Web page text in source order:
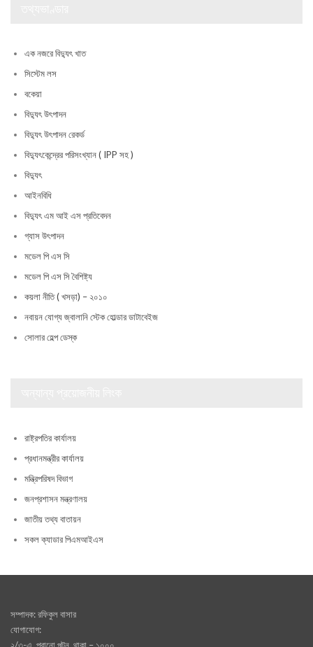
এক নজরে বিদ্যুৎ খাত
সিস্টেম লস
বকেয়া
বিদ্যুৎ উৎপাদন
বিদ্যুৎ উৎপাদন রেকর্ড
বিদ্যুৎকেন্দ্রের পরিসংখ্যান ( IPP সহ )
বিদ্যুৎ
আইনবিধি
বিদ্যুৎ এম আই এস প্রতিবেদন
গ্যাস উৎপাদন
মডেল পি এস সি
মডেল পি এস সি বৈশিষ্ট্য
কয়লা নীতি ( খসড়া) – ২০১০
নবায়ন যোগ্য জ্বালানি স্টেক হোল্ডার ডাটাবেইজ
সোলার হেল্প ডেস্ক
রাষ্ট্রপতির কার্যালয়
প্রধানমন্ত্রীর কার্যালয়
মন্ত্রিপরিষদ বিভাগ
জনপ্রশাসন মন্ত্রণালয়
জাতীয় তথ্য বাতায়ন
সকল ক্যাডার পিএমআইএস
সম্পাদক: রফিকুল বাসার
যোগাযোগ: